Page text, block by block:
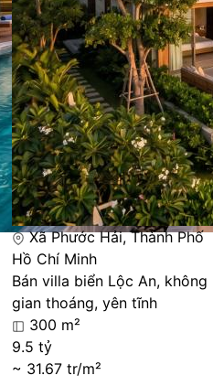
Xã Phước Hải, Thành Phố
Hồ Chí Minh
Bán villa biển Lộc An, không
gian thoáng, yên tĩnh
300 m²
9.5 tỷ
~ 31.67 tr/m²